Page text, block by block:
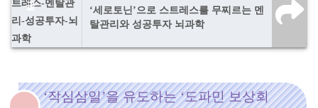
‘세로토닌’으로 스트레스를 무찌르는 멘
탈관리와 성공투자 뇌과학
‘작심삼일’을 유도하는 ‘도파민 보상회